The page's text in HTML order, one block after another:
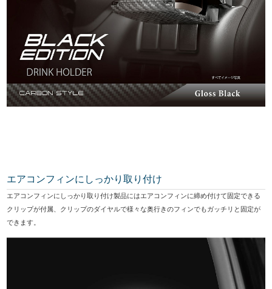
エアコンフィンにしっかり取り付け
エアコンフィンにしっかり取り付け製品にはエアコンフィンに締め付けて固定できる
クリップが付属、クリップのダイヤルで様々な奥行きのフィンでもガッチリと固定が
できます。